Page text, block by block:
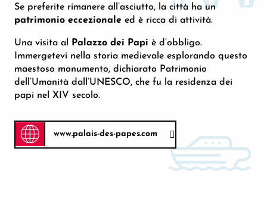
Se preferite rimanere all’asciutto, la città ha un
patrimonio eccezionale ed è ricca di attività.
Una visita al Palazzo dei Papi è d’obbligo.
Immergetevi nella storia medievale esplorando questo
maestoso monumento, dichiarato Patrimonio
dell’Umanità dall’UNESCO, che fu la residenza dei
papi nel XIV secolo.
www.palais-des-papes.com